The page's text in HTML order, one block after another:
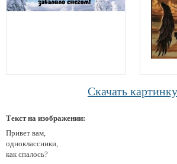
Скачать картинку
Текст на изображении:
Привет вам,
одноклассники,
как спалось?